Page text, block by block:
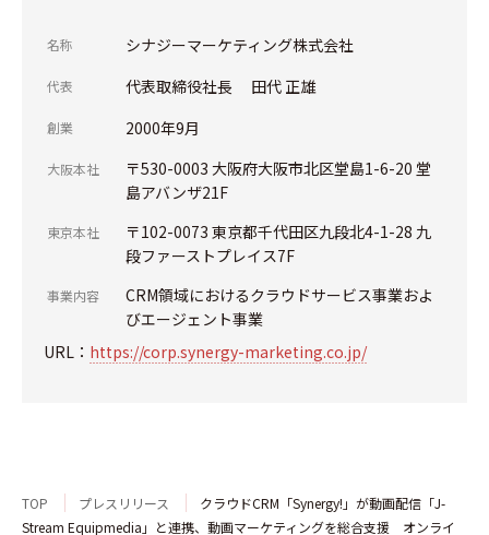
名称 シナジーマーケティング株式会社
代表 代表取締役社長 田代 正雄
創業 2000年9月
大阪本社
〒530-0003 大阪府大阪市北区堂島1-6-20 堂
島アバンザ21F
東京本社
〒102-0073 東京都千代田区九段北4-1-28 九
段ファーストプレイス7F
事業内容
CRM領域におけるクラウドサービス事業およ
びエージェント事業
URL： https://corp.synergy-marketing.co.jp/
TOP プレスリリース
クラウドCRM「Synergy!」が動画配信「J-
Stream Equipmedia」と連携、動画マーケティングを総合支援 オンライ